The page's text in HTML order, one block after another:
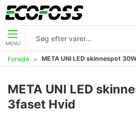
MENU
Forside META UNI LED skinnespot
META UNI LED
3faset Hvid